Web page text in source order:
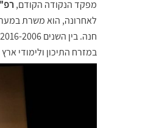
מפקד הנקודה הקודם,
במזרח התיכון ולימודי